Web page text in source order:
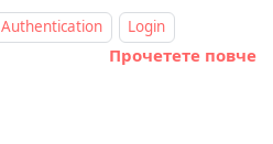
Authentication Login
Прочетете повче